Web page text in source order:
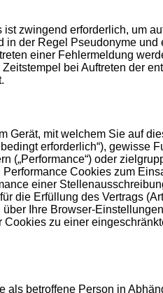
zwingend erforderlich, um
in der Regel Pseudonyme
einer Fehlermeldung
bei Auftreten der
Gerät, mit welchem Sie auf
erforderlich“), gewisse
(„Performance“) oder
Cookies zum
einer
die Erfüllung des Vertrags
Ihre Browser-
zu einer
betroffene Person in